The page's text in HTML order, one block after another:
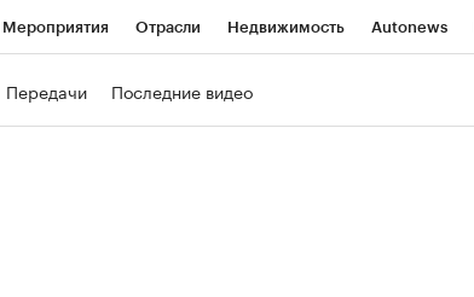
Мероприятия Отрасли Недвижимость Autonews
Передачи Последние видео